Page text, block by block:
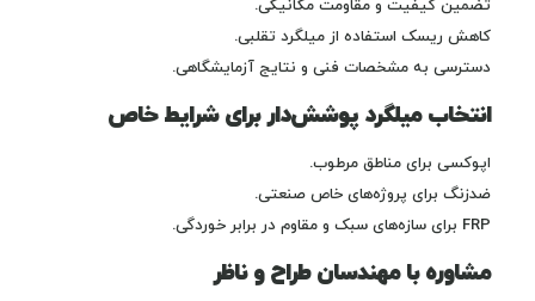
تضمین کیفیت و مقاومت مکانیکی.
کاهش ریسک استفاده از میلگرد تقلبی.
دسترسی به مشخصات فنی و نتایج آزمایشگاهی.
انتخاب میلگرد پوشش‌دار برای شرایط خاص
اپوکسی برای مناطق مرطوب.
ضدزنگ برای پروژه‌های خاص صنعتی.
FRP برای سازه‌های سبک و مقاوم در برابر خوردگی.
مشاوره با مهندسان طراح و ناظر